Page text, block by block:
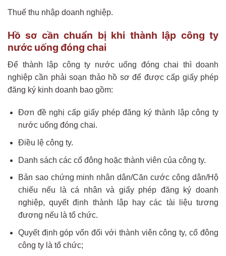
Thuế thu nhập doanh nghiệp.
Hồ sơ cần chuẩn bị khi thành lập công ty
nước uống đóng chai
Để thành lập công ty nước uống đóng chai thì doanh
nghiệp cần phải soạn thảo hồ sơ để được cấp giấy phép
đăng ký kinh doanh bao gồm:
Đơn đề nghị cấp giấy phép đăng ký thành lập công ty
nước uống đóng chai.
Điều lệ công ty.
Danh sách các cổ đông hoặc thành viên của công ty.
Bản sao chứng minh nhân dân/Căn cước công dân/Hộ
chiếu nếu là cá nhân và giấy phép đăng ký doanh
nghiệp, quyết định thành lập hay các tài liệu tương
đương nếu là tổ chức.
Quyết định góp vốn đối với thành viên công ty, cổ đông
công ty là tổ chức;